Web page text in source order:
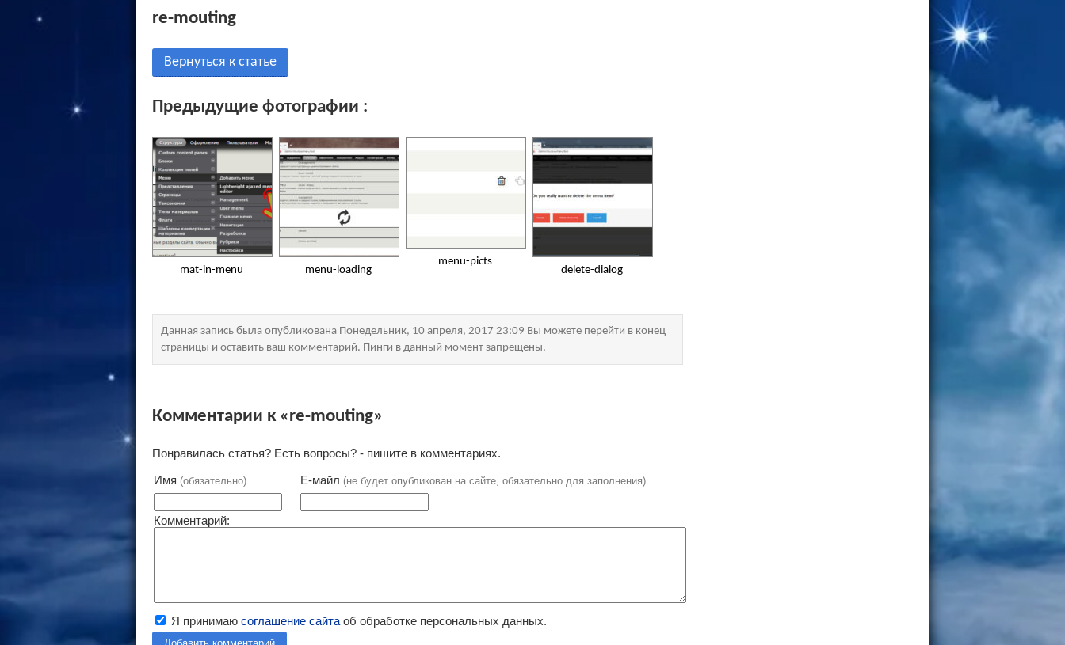
re-mouting
Вернуться к статье
Предыдущие фотографии :
mat-in-menu menu-loading
menu-picts
delete-dialog
Данная запись была опубликована Понедельник, 10 апреля, 2017 23:09 Вы можете перейти в конец
страницы и оставить ваш комментарий. Пинги в данный момент запрещены.
Комментарии к «re-mouting»
Понравилась статья? Есть вопросы? - пишите в комментариях.
Имя (обязательно) Е-майл (не будет опубликован на сайте, обязательно для заполнения)
Комментарий:
Я принимаю соглашение сайта об обработке персональных данных.